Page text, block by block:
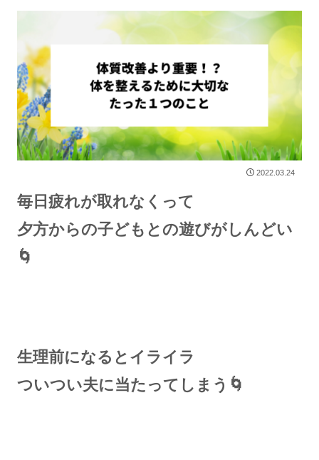
2022.03.24
毎日疲れが取れなくって
夕方からの子どもとの遊びがしんどい
🌀
生理前になるとイライラ
ついつい夫に当たってしまう🌀